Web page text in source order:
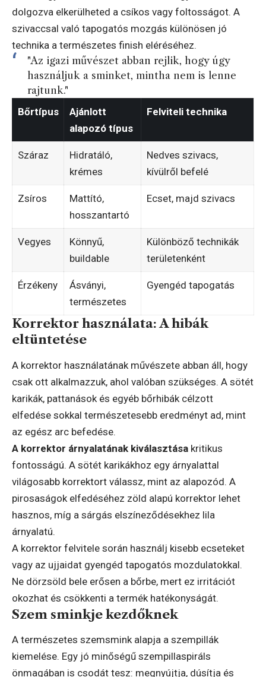
dolgozva elkerülheted a csíkos vagy foltosságot. A
szivaccsal való tapogatós mozgás különösen jó
technika a természetes finish eléréséhez.
"Az igazi művészet abban rejlik, hogy úgy
használjuk a sminket, mintha nem is lenne
rajtunk."
Bőrtípus
Ajánlott
alapozó típus
Felviteli technika
Száraz
Hidratáló,
krémes
Nedves szivacs,
kívülről befelé
Zsíros
Mattító,
hosszantartó
Ecset, majd szivacs
Vegyes
Könnyű,
buildable
Különböző technikák
területenként
Érzékeny
Ásványi,
természetes
Gyengéd tapogatás
Korrektor használata: A hibák
eltüntetése
A korrektor használatának művészete abban áll, hogy
csak ott alkalmazzuk, ahol valóban szükséges. A sötét
karikák, pattanások és egyéb bőrhibák célzott
elfedése sokkal természetesebb eredményt ad, mint
az egész arc befedése.
A korrektor árnyalatának kiválasztása kritikus
fontosságú. A sötét karikákhoz egy árnyalattal
világosabb korrektort válassz, mint az alapozód. A
pirosaságok elfedéséhez zöld alapú korrektor lehet
hasznos, míg a sárgás elszíneződésekhez lila
árnyalatú.
A korrektor felvitele során használj kisebb ecseteket
vagy az ujjaidat gyengéd tapogatós mozdulatokkal.
Ne dörzsöld bele erősen a bőrbe, mert ez irritációt
okozhat és csökkenti a termék hatékonyságát.
Szem sminkje kezdőknek
A természetes szemsmink alapja a szempillák
kiemelése. Egy jó minőségű szempillaspiráls
önmagában is csodát tesz: megnyújtja, dúsítja és